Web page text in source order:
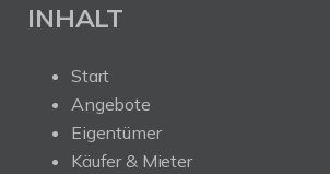
INHALT
Start
Angebote
Eigentümer
Käufer & Mieter